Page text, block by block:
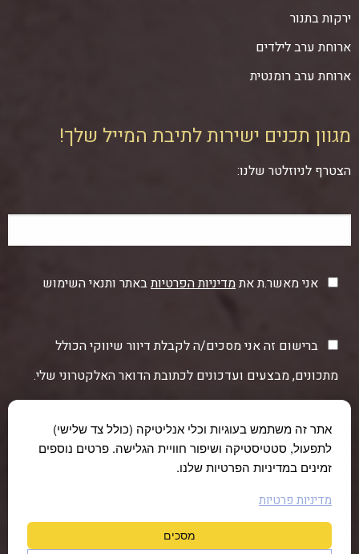
ירקות בתנור
ארוחת ערב לילדים
ארוחת ערב רומנטית
מגוון תכנים ישירות לתיבת המייל שלך!
הצטרף לניוזלטר שלנו:
אני מאשר.ת אתמדיניות הפרטיותבאתר ותנאי השימוש
ברישום זה אני מסכים/ה לקבלת דיוור שיווקי הכולל
מתכונים, מבצעים ועדכונים לכתובת הדואר האלקטרוני שלי.
אתר זה משתמש בעוגיות וכלי אנליטיקה (כולל צד שלישי)
לתפעול, סטטיסטיקה ושיפור חוויית הגלישה. פרטים נוספים
זמינים במדיניות הפרטיות שלנו.
מדיניות פרטיות
מסכים